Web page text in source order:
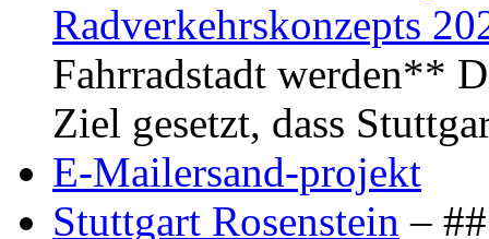
Radverkehrskonzepts
Fahrradstadt werden**
Ziel gesetzt, dass
E-Mailersand-projekt
Stuttgart Rosenstein –